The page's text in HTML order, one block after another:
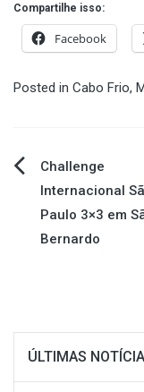
Compartilhe isso:
Facebook
Posted in Cabo Frio,
Navegação
de
Post
Challenge
Internacional
Paulo 3×3 em
Bernardo
ÚLTIMAS